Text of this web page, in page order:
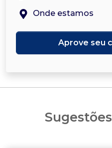
Onde estamos
Aprove seu